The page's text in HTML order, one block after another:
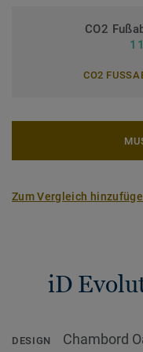
CO2
CO2
Zum Vergleich
iD
DESIGN Chambord